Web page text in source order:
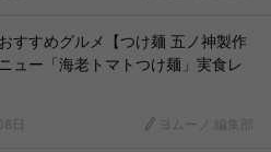
すすめグルメ【つけ麺 五ノ神製作
ュー「海老トマトつけ麺」実食レ
日 ヨムーノ 編集部